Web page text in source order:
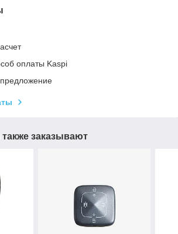
оплаты Kaspi
заказывают